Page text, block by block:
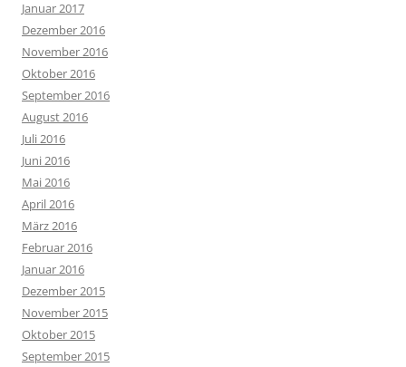
Januar 2017
Dezember 2016
November 2016
Oktober 2016
September 2016
August 2016
Juli 2016
Juni 2016
Mai 2016
April 2016
März 2016
Februar 2016
Januar 2016
Dezember 2015
November 2015
Oktober 2015
September 2015